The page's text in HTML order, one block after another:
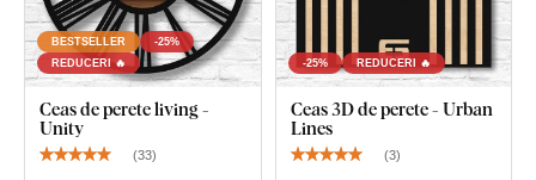
BESTSELLER
-25%
REDUCERI 🔥
Ceas de perete living -
Unity
(33)
-25% REDUCERI 🔥
Ceas 3D de perete - Urban
Lines
(3)